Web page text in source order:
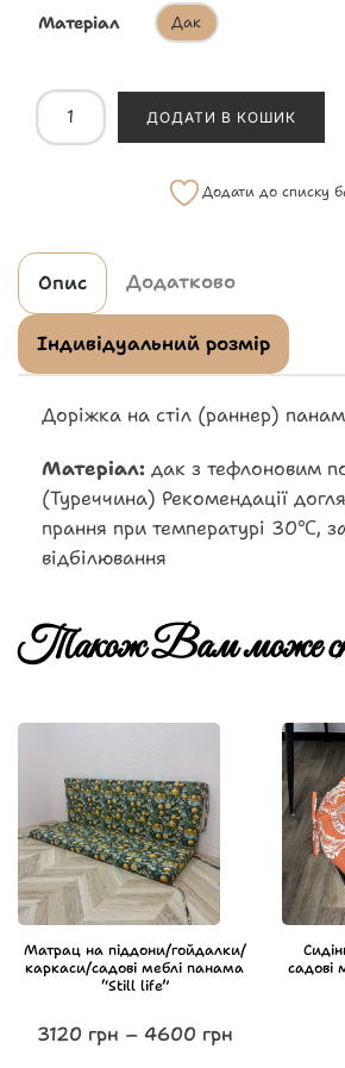
Матеріал Дак
ДОДАТИ В КОШИК
Додати до списку
Опис Додатково
Індивідуальний розмір
Доріжка на стіл (раннер)
Матеріал: дак з тефлоновим
(Туреччина) Рекомендації
прання при температурі 30℃,
відбілювання
Також Вам може
Матрац на піддони/гойдалки/
каркаси/садові меблі панама
“Still life”
3120 грн – 4600 грн
садові